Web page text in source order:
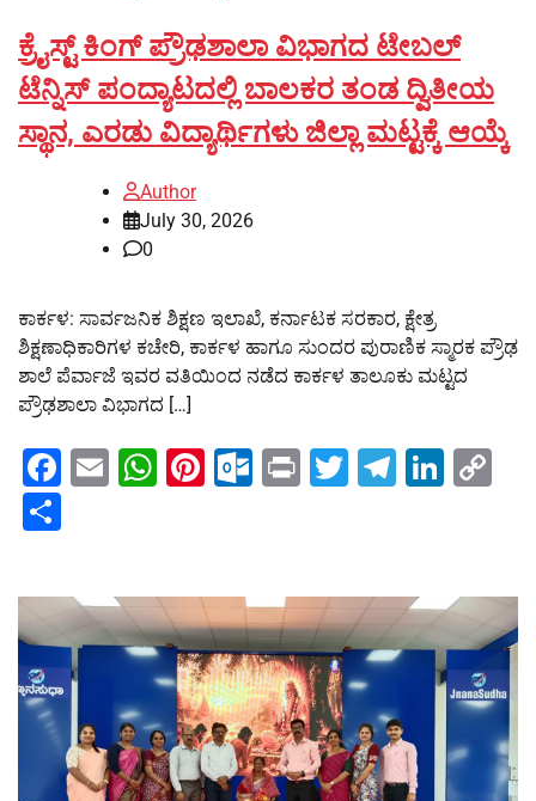
ಕ್ರೈಸ್ಟ್ ಕಿಂಗ್ ಪ್ರೌಢಶಾಲಾ ವಿಭಾಗದ ಟೇಬಲ್
ಟೆನ್ನಿಸ್ ಪಂದ್ಯಾಟದಲ್ಲಿ ಬಾಲಕರ ತಂಡ ದ್ವಿತೀಯ
ಸ್ಥಾನ, ಎರಡು ವಿದ್ಯಾರ್ಥಿಗಳು ಜಿಲ್ಲಾ ಮಟ್ಟಕ್ಕೆ ಆಯ್ಕೆ
Author
July 30, 2026
0
ಕಾರ್ಕಳ: ಸಾರ್ವಜನಿಕ ಶಿಕ್ಷಣ ಇಲಾಖೆ, ಕರ್ನಾಟಕ ಸರಕಾರ, ಕ್ಷೇತ್ರ
ಶಿಕ್ಷಣಾಧಿಕಾರಿಗಳ ಕಚೇರಿ, ಕಾರ್ಕಳ ಹಾಗೂ ಸುಂದರ ಪುರಾಣಿಕ ಸ್ಮಾರಕ ಪ್ರೌಢ
ಶಾಲೆ ಪೆರ್ವಾಜೆ ಇವರ ವತಿಯಿಂದ ನಡೆದ ಕಾರ್ಕಳ ತಾಲೂಕು ಮಟ್ಟದ
ಪ್ರೌಢಶಾಲಾ ವಿಭಾಗದ […]
Facebook
EmailWhatsApp
Pinterest
Outlook.com
PrintTwitter